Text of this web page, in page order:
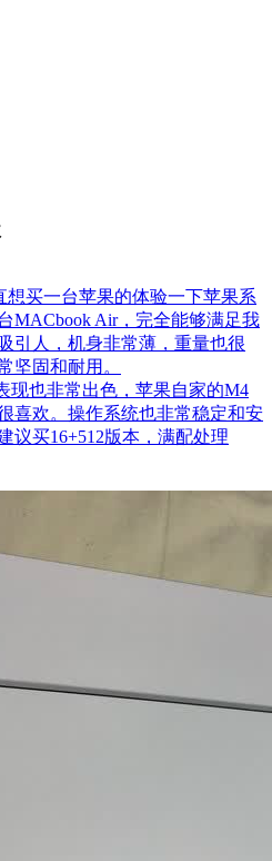
想买一台苹果的体验一下苹果系
MACbook Air，完全能够满足我
引人，机身非常薄，重量也很
坚固和耐用。
现也非常出色，苹果自家的M4
喜欢。操作系统也非常稳定和安
议买16+512版本，满配处理